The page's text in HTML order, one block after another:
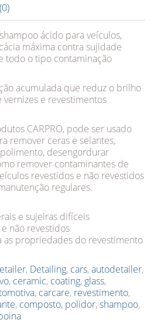
ácido para veículos,
máxima contra sujidade
todo o tipo contaminação
acumulada que reduz o brilho
e revestimentos
CARPRO, pode ser usado
remover ceras e selantes,
desengordurar
remover contaminantes de
revestidos e não revestidos
regulares.
e sujeiras difíceis
não revestidos
as propriedades do revestimento
, Detailing, cars,autodetailer,
, ceramic, coating, glass,
, carcare, revestimento,
, composto, polidor,shampoo,